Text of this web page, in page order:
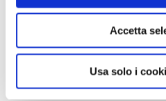
Accetta
Usa solo i